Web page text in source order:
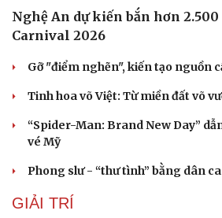
Nghệ An dự kiến bắn hơn
Carnival 2026
Gỡ "điểm nghẽn", kiến tạo nguồn
Tinh hoa võ Việt: Từ miền đất võ
“Spider-Man: Brand New Day”
vé Mỹ
Phong slư - “thư tình” bằng dân
GIẢI TRÍ